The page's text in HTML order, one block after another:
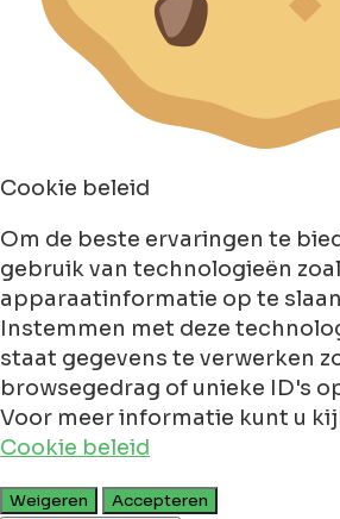
Cookie beleid
Om de beste ervaringen te
gebruik van technologieën
apparaatinformatie op te
Instemmen met deze
staat gegevens te verwerken
browsegedrag of unieke ID's
Voor meer informatie kunt u
Cookie beleid
Weigeren
Accepteren